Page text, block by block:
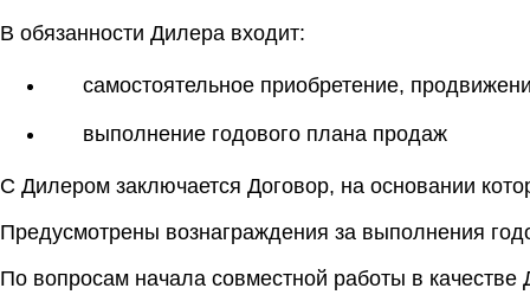
В обязанности Дилера входит:
самостоятельное приобретение,
выполнение годового плана продаж
С Дилером заключается Договор, на основании
Предусмотрены вознаграждения за выполнения
По вопросам начала совместной работы в